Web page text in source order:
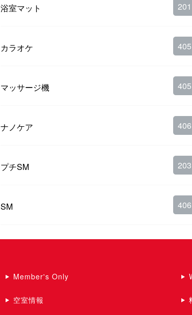
浴室マット 201
カラオケ 405
マッサージ機 405
ナノケア 406
プチSM 203
SM 406
Member's Only
空室情報